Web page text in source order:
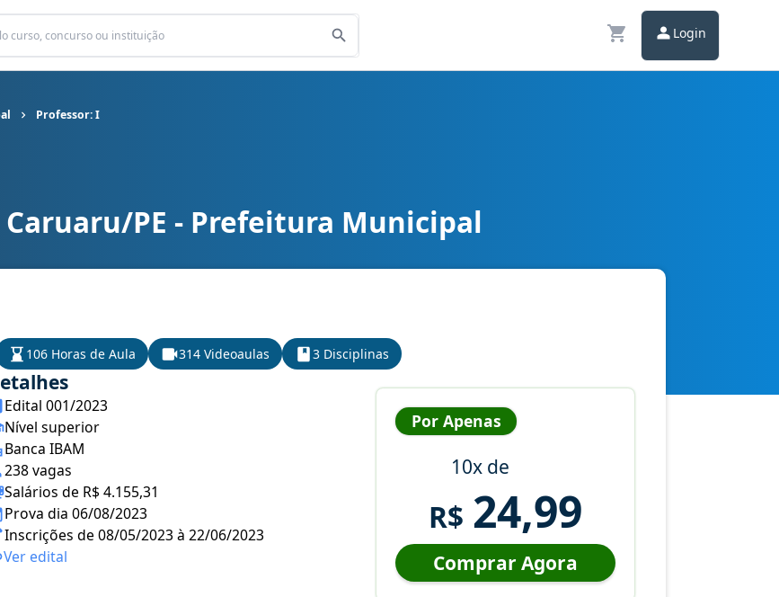
Login
Professor: I
cargo Professor: I PE - Prefeitura Municipal
106 Horas de Aula 314 Videoaulas 3 Disciplinas
Edital 001/2023
Nível superior
Banca IBAM
238 vagas
Salários de R$ 4.155,31
Prova dia 06/08/2023
Inscrições de 08/05/2023 à 22/06/2023
Ver edital
Por Apenas
10x de
R$ 24,99
Comprar Agora